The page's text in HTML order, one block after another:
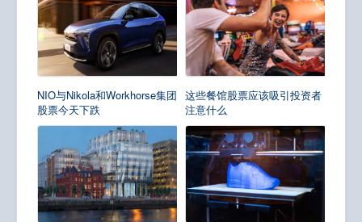
NIO与Nikola和Workhorse集团
股票今天下跌
这些餐馆股票应该吸引投资者
注意什么